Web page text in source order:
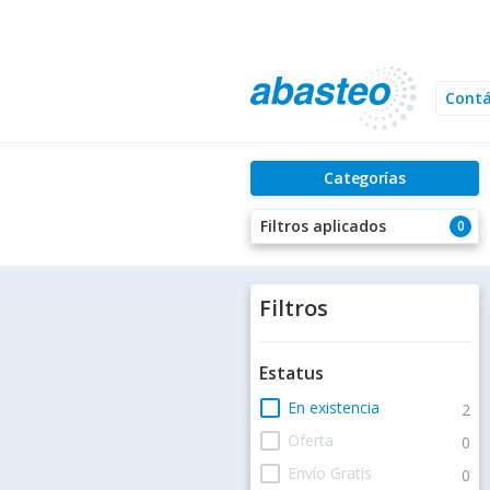
Categorías
0
Filtros aplicados
Filtros
Estatus
check_box_outline_blank En existencia 2
check_box_outline_blank Oferta 0
check_box_outline_blank Envío Gratis 0